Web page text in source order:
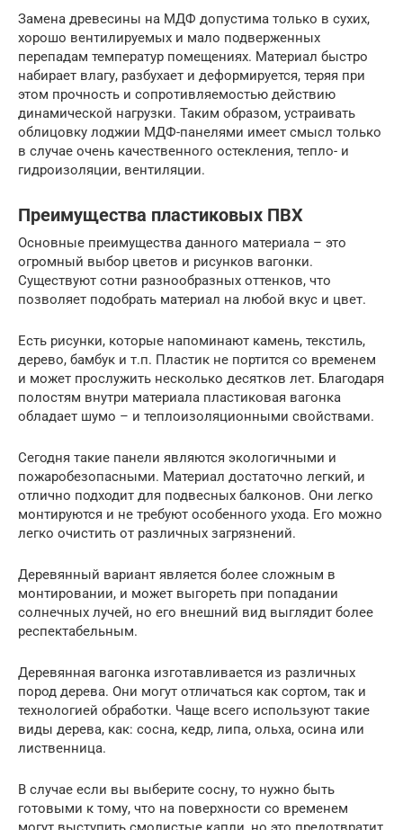
Замена древесины на МДФ допустима только в сухих,
хорошо вентилируемых и мало подверженных
перепадам температур помещениях. Материал быстро
набирает влагу, разбухает и деформируется, теряя при
этом прочность и сопротивляемостью действию
динамической нагрузки. Таким образом, устраивать
облицовку лоджии МДФ-панелями имеет смысл только
в случае очень качественного остекления, тепло- и
гидроизоляции, вентиляции.
Преимущества пластиковых ПВХ
Основные преимущества данного материала – это
огромный выбор цветов и рисунков вагонки.
Существуют сотни разнообразных оттенков, что
позволяет подобрать материал на любой вкус и цвет.
Есть рисунки, которые напоминают камень, текстиль,
дерево, бамбук и т.п. Пластик не портится со временем
и может прослужить несколько десятков лет. Благодаря
полостям внутри материала пластиковая вагонка
обладает шумо – и теплоизоляционными свойствами.
Сегодня такие панели являются экологичными и
пожаробезопасными. Материал достаточно легкий, и
отлично подходит для подвесных балконов. Они легко
монтируются и не требуют особенного ухода. Его можно
легко очистить от различных загрязнений.
Деревянный вариант является более сложным в
монтировании, и может выгореть при попадании
солнечных лучей, но его внешний вид выглядит более
респектабельным.
Деревянная вагонка изготавливается из различных
пород дерева. Они могут отличаться как сортом, так и
технологией обработки. Чаще всего используют такие
виды дерева, как: сосна, кедр, липа, ольха, осина или
лиственница.
В случае если вы выберите сосну, то нужно быть
готовыми к тому, что на поверхности со временем